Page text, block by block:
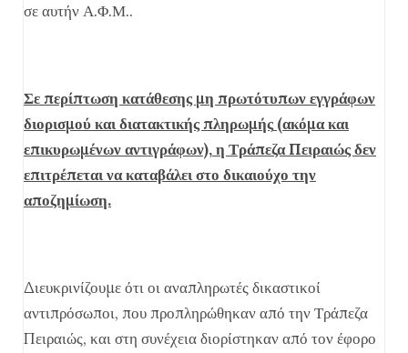
σε αυτήν Α.Φ.Μ..
Σε περίπτωση κατάθεσης μη πρωτότυπων εγγράφων
διορισμού και διατακτικής πληρωμής (ακόμα και
επικυρωμένων αντιγράφων),η Τράπεζα Πειραιώς δεν
επιτρέπεται να καταβάλει στο δικαιούχο την
αποζημίωση.
Διευκρινίζουμε ότι οι αναπληρωτές δικαστικοί
αντιπρόσωποι, που προπληρώθηκαν από την Τράπεζα
Πειραιώς, και στη συνέχεια διορίστηκαν από τον έφορο